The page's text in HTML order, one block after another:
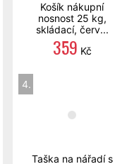
Košík nákupní
nosnost 25 kg,
skládací, červ...
359 Kč
4.
Taška na nářadí s